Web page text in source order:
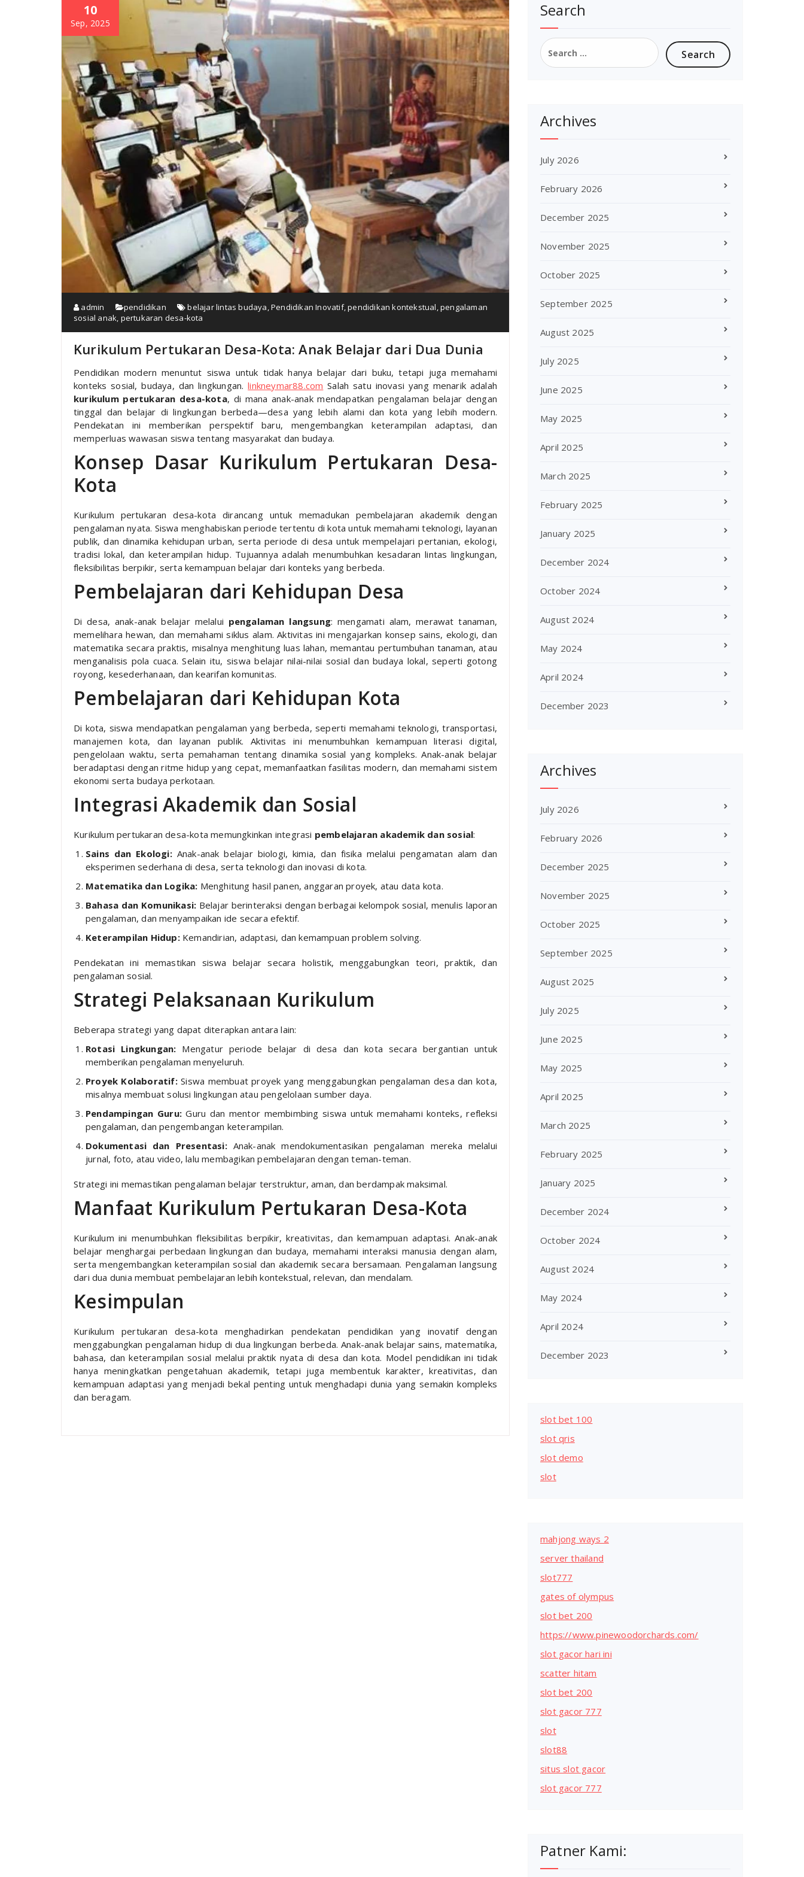
10
Sep, 2025
admin pendidikan belajar lintas budaya,Pendidikan Inovatif,pendidikan kontekstual,pengalaman
sosial anak, pertukaran desa-kota
Kurikulum Pertukaran Desa-Kota: Anak Belajar dari Dua Dunia
Pendidikan modern menuntut siswa untuk tidak hanya belajar dari buku, tetapi juga memahami
konteks sosial, budaya, dan lingkungan.linkneymar88.com Salah satu inovasi yang menarik adalah
kurikulum pertukaran desa-kota, di mana anak-anak mendapatkan pengalaman belajar dengan
tinggal dan belajar di lingkungan berbeda—desa yang lebih alami dan kota yang lebih modern.
Pendekatan ini memberikan perspektif baru, mengembangkan keterampilan adaptasi, dan
memperluas wawasan siswa tentang masyarakat dan budaya.
Konsep Dasar Kurikulum Pertukaran Desa-
Kota
Kurikulum pertukaran desa-kota dirancang untuk memadukan pembelajaran akademik dengan
pengalaman nyata. Siswa menghabiskan periode tertentu di kota untuk memahami teknologi, layanan
publik, dan dinamika kehidupan urban, serta periode di desa untuk mempelajari pertanian, ekologi,
tradisi lokal, dan keterampilan hidup. Tujuannya adalah menumbuhkan kesadaran lintas lingkungan,
fleksibilitas berpikir, serta kemampuan belajar dari konteks yang berbeda.
Pembelajaran dari Kehidupan Desa
Di desa, anak-anak belajar melalui pengalaman langsung: mengamati alam, merawat tanaman,
memelihara hewan, dan memahami siklus alam. Aktivitas ini mengajarkan konsep sains, ekologi, dan
matematika secara praktis, misalnya menghitung luas lahan, memantau pertumbuhan tanaman, atau
menganalisis pola cuaca. Selain itu, siswa belajar nilai-nilai sosial dan budaya lokal, seperti gotong
royong, kesederhanaan, dan kearifan komunitas.
Pembelajaran dari Kehidupan Kota
Di kota, siswa mendapatkan pengalaman yang berbeda, seperti memahami teknologi, transportasi,
manajemen kota, dan layanan publik. Aktivitas ini menumbuhkan kemampuan literasi digital,
pengelolaan waktu, serta pemahaman tentang dinamika sosial yang kompleks. Anak-anak belajar
beradaptasi dengan ritme hidup yang cepat, memanfaatkan fasilitas modern, dan memahami sistem
ekonomi serta budaya perkotaan.
Integrasi Akademik dan Sosial
Kurikulum pertukaran desa-kota memungkinkan integrasi pembelajaran akademik dan sosial:
Sains dan Ekologi:Anak-anak belajar biologi, kimia, dan fisika melalui pengamatan alam dan
eksperimen sederhana di desa, serta teknologi dan inovasi di kota.
Matematika dan Logika: Menghitung hasil panen, anggaran proyek, atau data kota.
Bahasa dan Komunikasi: Belajar berinteraksi dengan berbagai kelompok sosial, menulis laporan
pengalaman, dan menyampaikan ide secara efektif.
Keterampilan Hidup:Kemandirian, adaptasi, dan kemampuan problem solving.
Pendekatan ini memastikan siswa belajar secara holistik, menggabungkan teori, praktik, dan
pengalaman sosial.
Strategi Pelaksanaan Kurikulum
Beberapa strategi yang dapat diterapkan antara lain:
Rotasi Lingkungan: Mengatur periode belajar di desa dan kota secara bergantian untuk
memberikan pengalaman menyeluruh.
Proyek Kolaboratif:Siswa membuat proyek yang menggabungkan pengalaman desa dan kota,
misalnya membuat solusi lingkungan atau pengelolaan sumber daya.
Pendampingan Guru:Guru dan mentor membimbing siswa untuk memahami konteks, refleksi
pengalaman, dan pengembangan keterampilan.
Dokumentasi dan Presentasi:Anak-anak mendokumentasikan pengalaman mereka melalui
jurnal, foto, atau video, lalu membagikan pembelajaran dengan teman-teman.
Strategi ini memastikan pengalaman belajar terstruktur, aman, dan berdampak maksimal.
Manfaat Kurikulum Pertukaran Desa-Kota
Kurikulum ini menumbuhkan fleksibilitas berpikir, kreativitas, dan kemampuan adaptasi. Anak-anak
belajar menghargai perbedaan lingkungan dan budaya, memahami interaksi manusia dengan alam,
serta mengembangkan keterampilan sosial dan akademik secara bersamaan. Pengalaman langsung
dari dua dunia membuat pembelajaran lebih kontekstual, relevan, dan mendalam.
Kesimpulan
Kurikulum pertukaran desa-kota menghadirkan pendekatan pendidikan yang inovatif dengan
menggabungkan pengalaman hidup di dua lingkungan berbeda. Anak-anak belajar sains, matematika,
bahasa, dan keterampilan sosial melalui praktik nyata di desa dan kota. Model pendidikan ini tidak
hanya meningkatkan pengetahuan akademik, tetapi juga membentuk karakter, kreativitas, dan
kemampuan adaptasi yang menjadi bekal penting untuk menghadapi dunia yang semakin kompleks
dan beragam.
Search
Search
for:
Archives
July 2026
February 2026
December 2025
November 2025
October 2025
September 2025
August 2025
July 2025
June 2025
May 2025
April 2025
March 2025
February 2025
January 2025
December 2024
October 2024
August 2024
May 2024
April 2024
December 2023
Archives
July 2026
February 2026
December 2025
November 2025
October 2025
September 2025
August 2025
July 2025
June 2025
May 2025
April 2025
March 2025
February 2025
January 2025
December 2024
October 2024
August 2024
May 2024
April 2024
December 2023
slot bet 100
slot qris
slot demo
slot
mahjong ways 2
server thailand
slot777
gates of olympus
slot bet 200
https://www.pinewoodorchards.com/
slot gacor hari ini
scatter hitam
slot bet 200
slot gacor 777
slot
slot88
situs slot gacor
slot gacor 777
Patner Kami: